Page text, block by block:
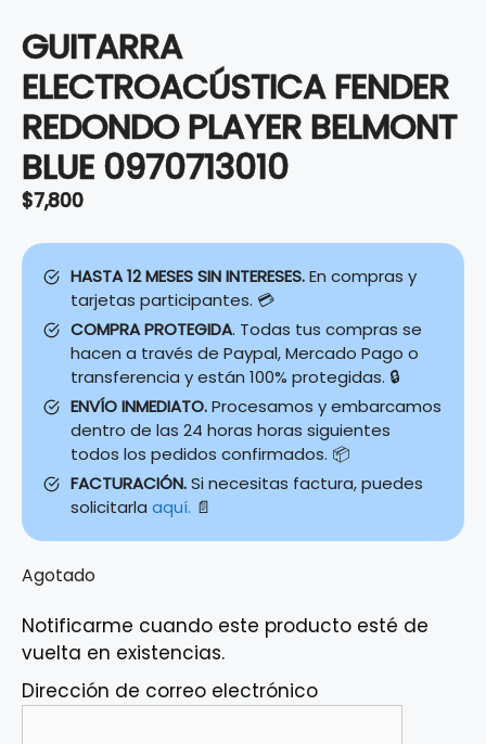
GUITARRA
ELECTROACÚSTICA FENDER
REDONDO PLAYER BELMONT
BLUE 0970713010
$7,800
HASTA 12 MESES SIN INTERESES.En compras y
tarjetas participantes. 💳
COMPRA PROTEGIDA. Todas tus compras se
hacen a través de Paypal, Mercado Pago o
transferencia y están 100% protegidas. 🔒
ENVÍO INMEDIATO.Procesamos y embarcamos
dentro de las 24 horas horas siguientes
todos los pedidos confirmados. 📦
FACTURACIÓN.Si necesitas factura, puedes
solicitarla aquí. 📄
Agotado
Notificarme cuando este producto esté de
vuelta en existencias.
Dirección de correo electrónico